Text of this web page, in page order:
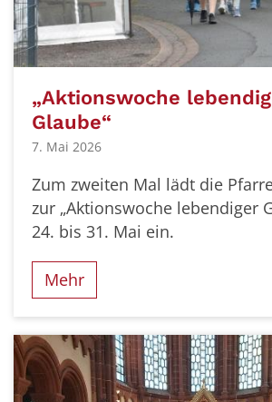
„Aktionswoche
Glaube“
7. Mai 2026
Zum zweiten Mal lädt die
zur „Aktionswoche lebendiger
24. bis 31. Mai ein.
Mehr